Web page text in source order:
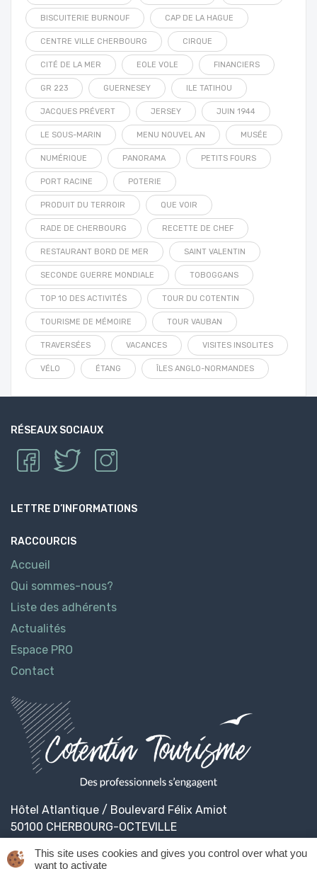
BISCUITERIE BURNOUF CAP DE LA HAGUE
CENTRE VILLE CHERBOURG CIRQUE
CITÉ DE LA MER EOLE VOLE FINANCIERS
GR 223 GUERNESEY ILE TATIHOU
JACQUES PRÉVERT JERSEY JUIN 1944
LE SOUS-MARIN MENU NOUVEL AN MUSÉE
NUMÉRIQUE PANORAMA PETITS FOURS
PORT RACINE POTERIE
PRODUIT DU TERROIR QUE VOIR
RADE DE CHERBOURG RECETTE DE CHEF
RESTAURANT BORD DE MER SAINT VALENTIN
SECONDE GUERRE MONDIALE TOBOGGANS
TOP 10 DES ACTIVITÉS TOUR DU COTENTIN
TOURISME DE MÉMOIRE TOUR VAUBAN
TRAVERSÉES VACANCES VISITES INSOLITES
VÉLO ÉTANG ÎLES ANGLO-NORMANDES
RÉSEAUX SOCIAUX
LETTRE D’INFORMATIONS
RACCOURCIS
Accueil
Qui sommes-nous?
Liste des adhérents
Actualités
Espace PRO
Contact
Hôtel Atlantique / Boulevard Félix Amiot
50100 CHERBOURG-OCTEVILLE
This site uses cookies and gives you control over what you
want to activate